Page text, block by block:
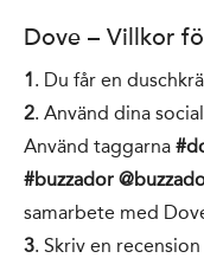
Dove – Villkor
1. Du får en
2. Använd dina
Använd taggarna
#buzzador
samarbete med
3. Skriv en